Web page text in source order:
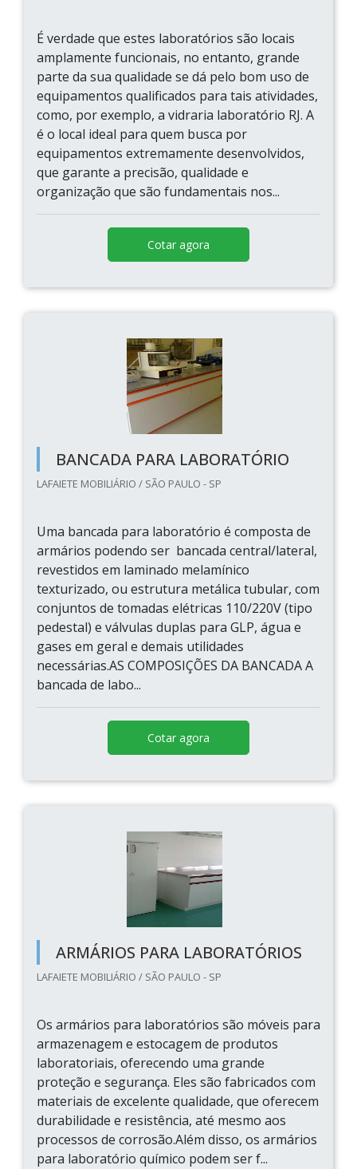
É verdade que estes laboratórios são locais
amplamente funcionais, no entanto, grande
parte da sua qualidade se dá pelo bom uso de
equipamentos qualificados para tais atividades,
como, por exemplo, a vidraria laboratório RJ. A
é o local ideal para quem busca por
equipamentos extremamente desenvolvidos,
que garante a precisão, qualidade e
organização que são fundamentais nos...
Cotar agora
BANCADA PARA LABORATÓRIO
LAFAIETE MOBILIÁRIO / SÃO PAULO - SP
Uma bancada para laboratório é composta de
armários podendo ser bancada central/lateral,
revestidos em laminado melamínico
texturizado, ou estrutura metálica tubular, com
conjuntos de tomadas elétricas 110/220V (tipo
pedestal) e válvulas duplas para GLP, água e
gases em geral e demais utilidades
necessárias.AS COMPOSIÇÕES DA BANCADA A
bancada de labo...
Cotar agora
ARMÁRIOS PARA LABORATÓRIOS
LAFAIETE MOBILIÁRIO / SÃO PAULO - SP
Os armários para laboratórios são móveis para
armazenagem e estocagem de produtos
laboratoriais, oferecendo uma grande
proteção e segurança. Eles são fabricados com
materiais de excelente qualidade, que oferecem
durabilidade e resistência, até mesmo aos
processos de corrosão.Além disso, os armários
para laboratório químico podem ser f...